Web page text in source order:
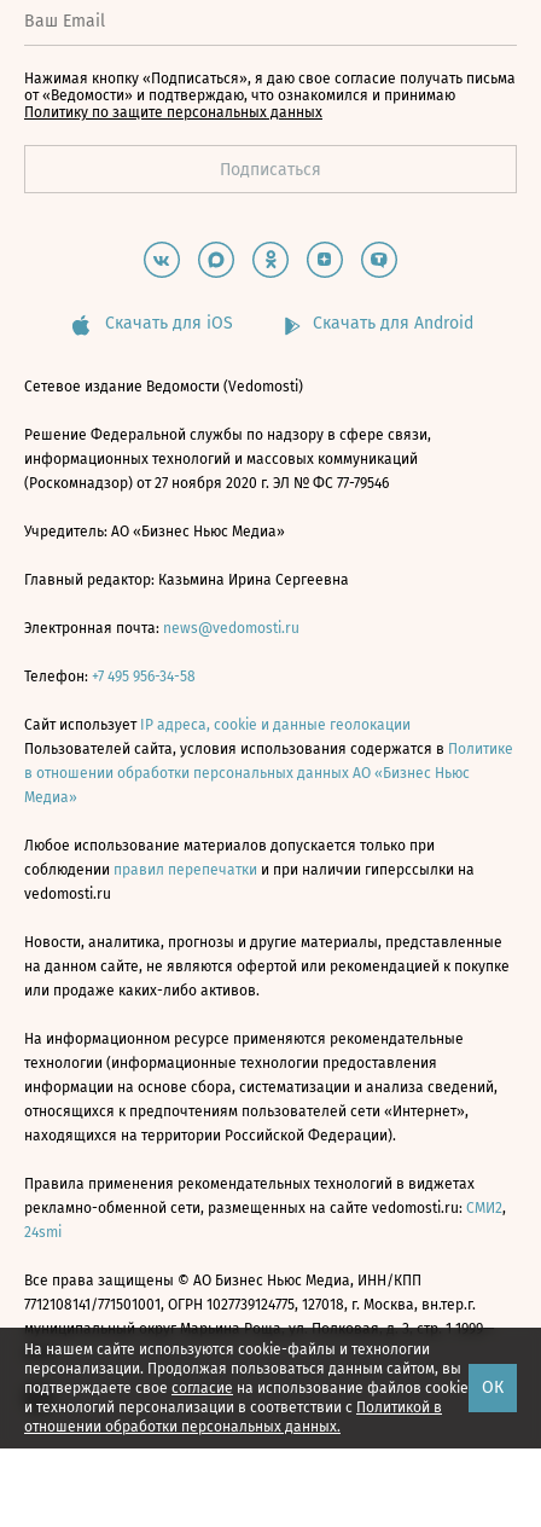
На нашем сайте используются cookie-файлы и технологии
персонализации. Продолжая пользоваться данным сайтом, вы
подтверждаете свое согласие на использование файлов cookie
и технологий персонализации в соответствии с Политикой в
отношении обработки персональных данных.
ОК
Нажимая кнопку «Подписаться», я даю свое согласие получать письма
от «Ведомости» и подтверждаю, что ознакомился и принимаю
Политику по защите персональных данных
Скачать для iOS Скачать для Android
Сетевое издание Ведомости (Vedomosti)
Решение Федеральной службы по надзору в сфере связи,
информационных технологий и массовых коммуникаций
(Роскомнадзор) от 27 ноября 2020 г. ЭЛ № ФС 77-79546
Учредитель: АО «Бизнес Ньюс Медиа»
Главный редактор: Казьмина Ирина Сергеевна
Электронная почта: news@vedomosti.ru
Телефон: +7 495 956-34-58
Сайт использует IP адреса, cookie и данные геолокации
Пользователей сайта, условия использования содержатся в Политике
в отношении обработки персональных данных АО «Бизнес Ньюс
Медиа»
Любое использование материалов допускается только при
соблюдении правил перепечатки и при наличии гиперссылки на
vedomosti.ru
Новости, аналитика, прогнозы и другие материалы, представленные
на данном сайте, не являются офертой или рекомендацией к покупке
или продаже каких-либо активов.
На информационном ресурсе применяются рекомендательные
технологии (информационные технологии предоставления
информации на основе сбора, систематизации и анализа сведений,
относящихся к предпочтениям пользователей сети «Интернет»,
находящихся на территории Российской Федерации).
Правила применения рекомендательных технологий в виджетах
рекламно-обменной сети, размещенных на сайте vedomosti.ru: СМИ2,
24smi
Все права защищены © АО Бизнес Ньюс Медиа, ИНН/КПП
7712108141/771501001, ОГРН 1027739124775, 127018, г. Москва, вн.тер.г.
муниципальный округ Марьина Роща, ул. Полковая, д. 3, стр. 1 1999—
2026